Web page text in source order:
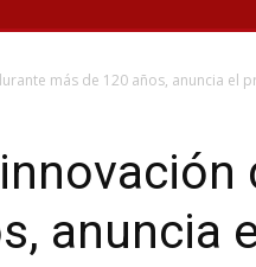
más de 120 años, anuncia el
anuncia